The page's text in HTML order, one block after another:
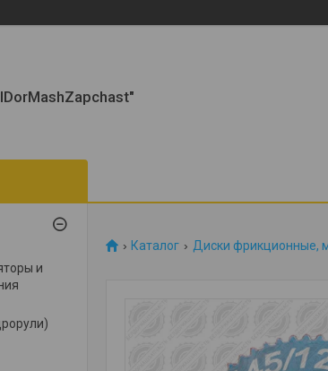
Каталог Диски фрикционные,
и